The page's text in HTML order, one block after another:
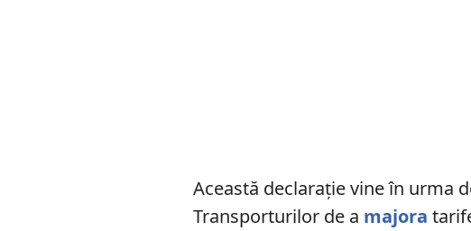
Această declarație vine în urma
Transporturilor de a majora